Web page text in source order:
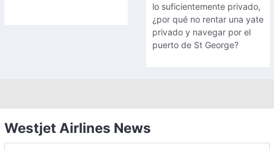
lo suficientemente privado,
¿por qué no rentar una yate
privado y navegar por el
puerto de St George?
Westjet Airlines News